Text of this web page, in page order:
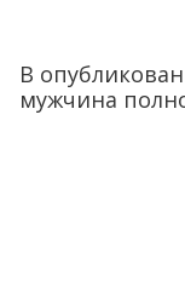
В
мужчина